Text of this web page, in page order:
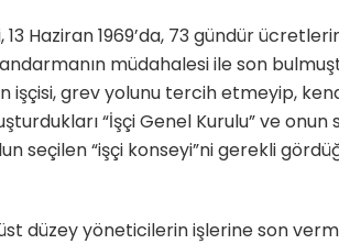
Haziran 1969’da, 73 gündür
müdahalesi ile son
işçisi, grev yolunu tercih etmeyip,
“İşçi Genel Kurulu” ve onun
seçilen “işçi konseyi”ni gerekli
düzey yöneticilerin işlerine son